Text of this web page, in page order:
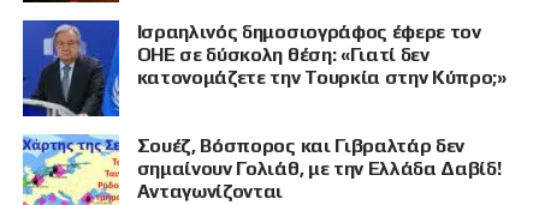
Ισραηλινός δημοσιογράφος έφερε τον
ΟΗΕ σε δύσκολη θέση: «Γιατί δεν
κατονομάζετε την Τουρκία στην Κύπρο;»
Σουέζ, Βόσπορος και Γιβραλτάρ δεν
σημαίνουν Γολιάθ, με την Ελλάδα Δαβίδ!
Ανταγωνίζονται